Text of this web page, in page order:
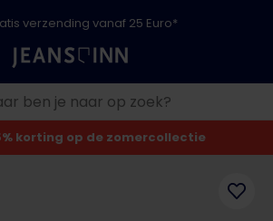
verzending vanaf 25 Euro*
korting op de zomercollectie